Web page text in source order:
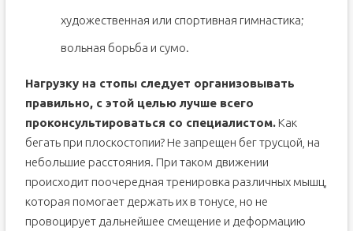
художественная или спортивная гимнастика;
вольная борьба и сумо.
Нагрузку на стопы следует организовывать
правильно, с этой целью лучше всего
проконсультироваться со специалистом.Как
бегать при плоскостопии? Не запрещен бег трусцой, на
небольшие расстояния. При таком движении
происходит поочередная тренировка различных мышц,
которая помогает держать их в тонусе, но не
провоцирует дальнейшее смещение и деформацию